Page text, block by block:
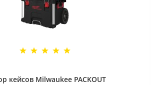
кейсов Milwaukee PACKOUT